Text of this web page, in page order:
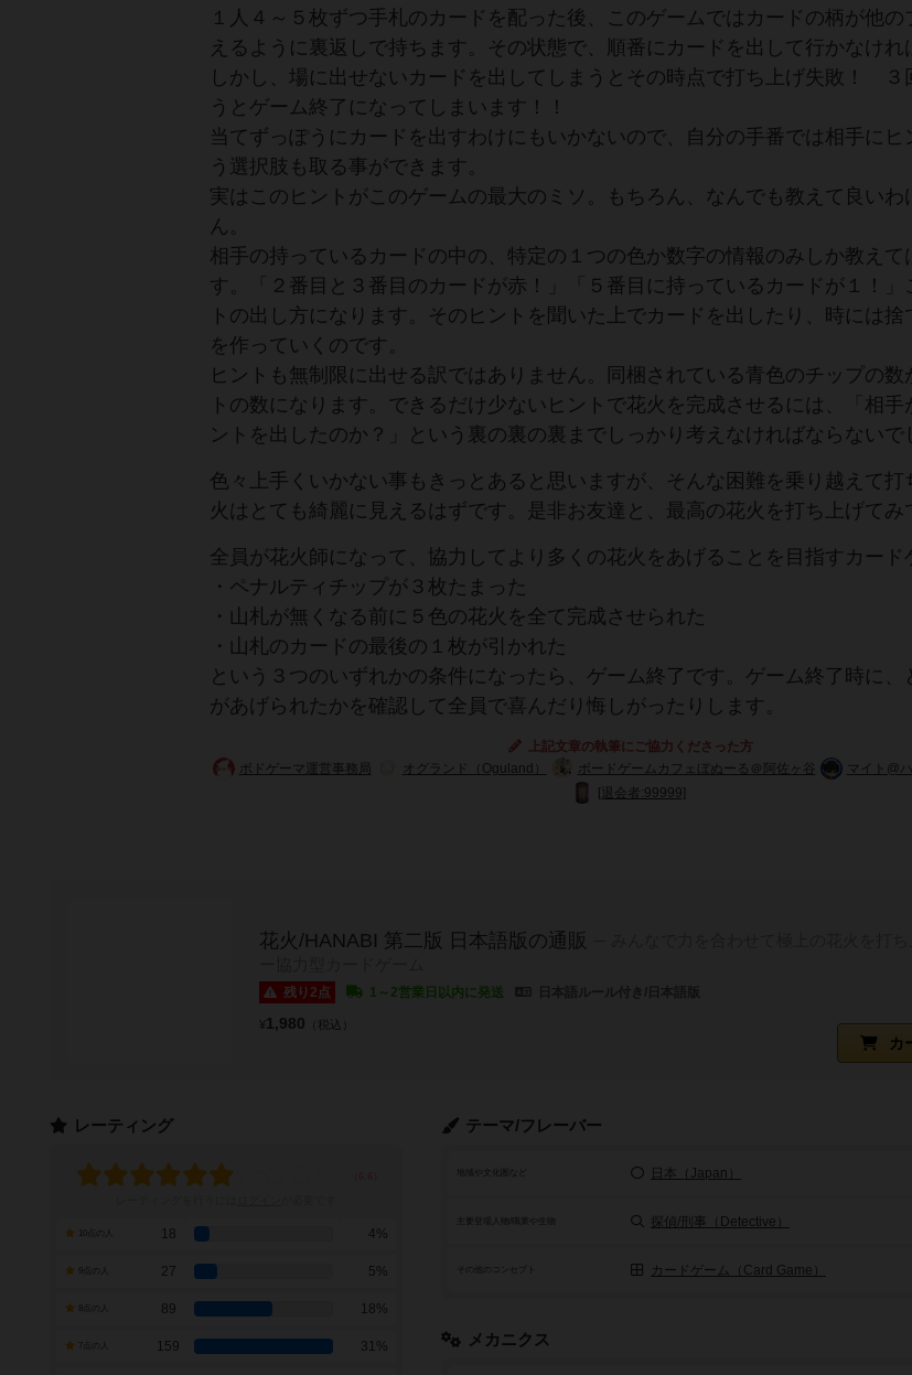
１人４～５枚ずつ手札のカードを配った後、このゲームではカードの柄が他の
えるように裏返しで持ちます。その状態で、順番にカードを出して行かなけれ
しかし、場に出せないカードを出してしまうとその時点で打ち上げ失敗！ ３
うとゲーム終了になってしまいます！！
当てずっぽうにカードを出すわけにもいかないので、自分の手番では相手にヒ
う選択肢も取る事ができます。
実はこのヒントがこのゲームの最大のミソ。もちろん、なんでも教えて良いわ
ん。
相手の持っているカードの中の、特定の１つの色か数字の情報のみしか教えて
す。「２番目と３番目のカードが赤！」「５番目に持っているカードが１！」
トの出し方になります。そのヒントを聞いた上でカードを出したり、時には捨
を作っていくのです。
ヒントも無制限に出せる訳ではありません。同梱されている青色のチップの数
トの数になります。できるだけ少ないヒントで花火を完成させるには、「相手
ントを出したのか？」という裏の裏の裏までしっかり考えなければならないで
色々上手くいかない事もきっとあると思いますが、そんな困難を乗り越えて打
火はとても綺麗に見えるはずです。是非お友達と、最高の花火を打ち上げてみ
全員が花火師になって、協力してより多くの花火をあげることを目指すカード
・ペナルティチップが３枚たまった
・山札が無くなる前に５色の花火を全て完成させられた
・山札のカードの最後の１枚が引かれた
という３つのいずれかの条件になったら、ゲーム終了です。ゲーム終了時に、
があげられたかを確認して全員で喜んだり悔しがったりします。
上記文章の執筆にご協力くださった方
ボドゲーマ運営事務局
オグランド（Oguland） ボードゲームカフェぼぬーる＠阿佐ヶ谷
マイト@
[退会者:99999]
花火/HANABI 第二版 日本語版の通販
残り2点 1～2営業日以内に発送
カ
¥1,980 （税込）
テーマ/フレーバー
地域や文化圏など 日本（Japan）
探偵/刑事（Detective）
その他のコンセプト カードゲーム（Card Game）
メカニクス
レーティング
18 4%
27 5%
89 18%
7点の人 159 31%